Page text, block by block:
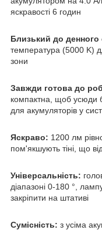
яскравості 6 годин
Близький до денного
температура (5000 K)
зони
Завжди готова до
компактна, щоб усюди
для акумуляторів у
Яскраво: 1200 лм
пом'якшують тіні, що
Універсальність:
діапазоні 0-180 °,
закріпити на штативі
Сумісність: з усіма